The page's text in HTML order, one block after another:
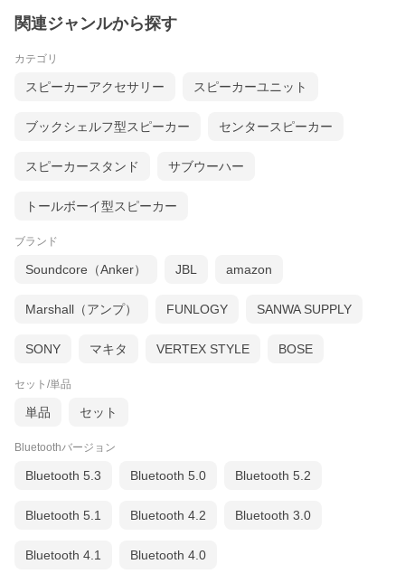
関連ジャンルから探す
カテゴリ
スピーカーアクセサリー スピーカーユニット
ブックシェルフ型スピーカー センタースピーカー
スピーカースタンド サブウーハー
トールボーイ型スピーカー
ブランド
Soundcore（Anker） JBL amazon
Marshall（アンプ） FUNLOGY SANWA SUPPLY
SONY マキタ VERTEX STYLE BOSE
セット/単品
単品 セット
Bluetoothバージョン
Bluetooth 5.3 Bluetooth 5.0 Bluetooth 5.2
Bluetooth 5.1 Bluetooth 4.2 Bluetooth 3.0
Bluetooth 4.1 Bluetooth 4.0